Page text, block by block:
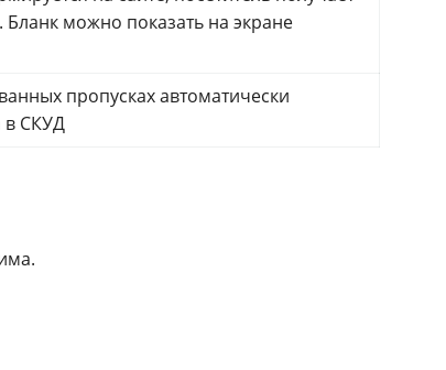
Бланк можно показать на экране
пропусках автоматически
в СКУД